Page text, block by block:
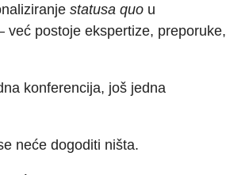
statusa quo u
već postoje ekspertize, preporuke,
konferencija, još jedna
neće dogoditi ništa.